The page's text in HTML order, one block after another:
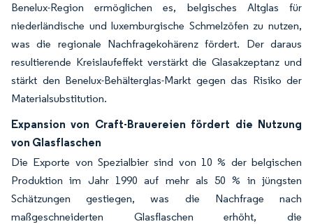
Benelux-Region ermöglichen es, belgisches Altglas für
niederländische und luxemburgische Schmelzöfen zu nutzen,
was die regionale Nachfragekohärenz fördert. Der daraus
resultierende Kreislaufeffekt verstärkt die Glasakzeptanz und
stärkt den Benelux-Behälterglas-Markt gegen das Risiko der
Materialsubstitution.
Expansion von Craft-Brauereien fördert die Nutzung
von Glasflaschen
Die Exporte von Spezialbier sind von 10 % der belgischen
Produktion im Jahr 1990 auf mehr als 50 % in jüngsten
Schätzungen gestiegen, was die Nachfrage nach
maßgeschneiderten Glasflaschen erhöht, die